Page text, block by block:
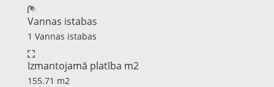
Vannas istabas
1 Vannas istabas
Izmantojamā platība m2
155.71 m2